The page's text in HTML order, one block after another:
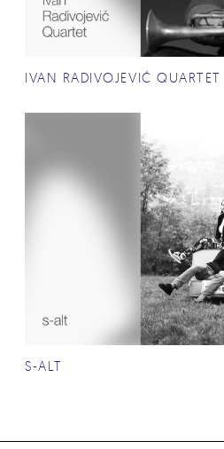
IVAN RADIVOJEVIĆ QUARTET
S-ALT